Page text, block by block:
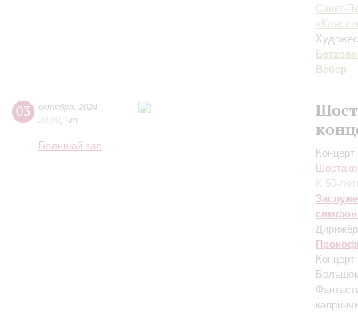
Санкт-
Вебер
03 октября 2024
20:00 Чт
Большой зал
К 50-